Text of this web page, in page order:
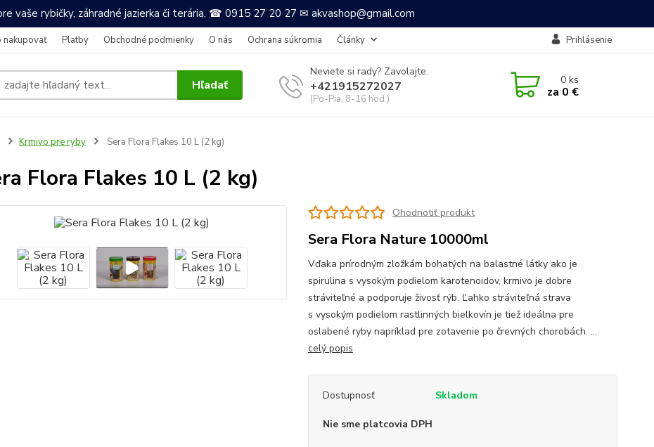
vaše rybičky, záhradné jazierka či terária. ☎ 0915 27 20 27 ✉ akvashop@gmail.com
nakupovať Platby Obchodné podmienky O nás Ochrana súkromia Články Prihlásenie
Hľadať
Neviete si rady? Zavolajte.
+421915272027
(Po-Pia, 8-16 hod.)
0ks
za 0 €
Krmivo pre ryby Sera Flora Flakes 10 L (2 kg)
Flora Flakes 10 L (2 kg)
Ohodnotiť produkt
Sera Flora Nature 10000ml
Vďaka prírodným zložkám bohatých na balastné látky ako je
spirulina s vysokým podielom karotenoidov, krmivo je dobre
stráviteľné a podporuje živosť rýb. Ľahko stráviteľná strava
s vysokým podielom rastlinných bielkovín je tiež ideálna pre
oslabené ryby napríklad pre zotavenie po črevných chorobách. ...
celý popis
Dostupnosť Skladom
Nie sme platcovia DPH